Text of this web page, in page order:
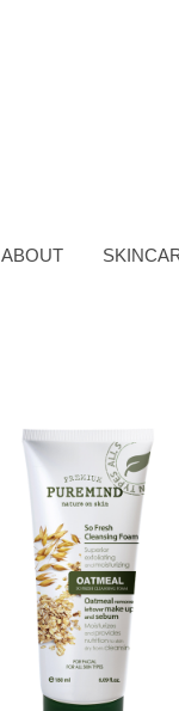
ABOUT